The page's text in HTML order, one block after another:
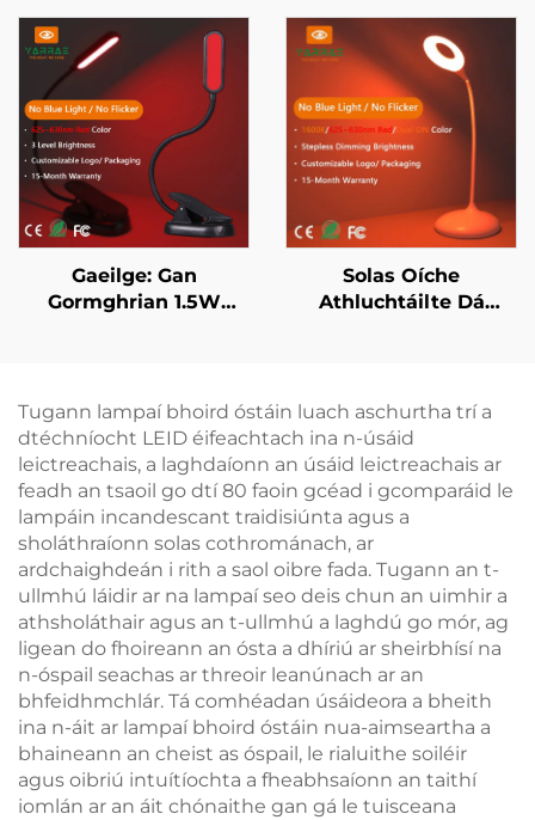
Dearbh 625~630nm
Gan Solas Gorm &
Scintillíocht
Leabhar, Leabharlán,
Solas Léitheoireachta
Ambar 1600K
Gaeilge: Gan
Gormghrian 1.5W
Dath 3 Leibhéal Is
Soilse Soirleac Black
Solas Oíche
Athluchtáilte Dá
Teagmhála le
Cuimhne 18H Fad
Saighdiúr Trí Chineál-
C
Tugann lampaí bhoird óstáin luach aschurtha trí a
dtéchníocht LEID éifeachtach ina n-úsáid
leictreachais, a laghdaíonn an úsáid leictreachais ar
feadh an tsaoil go dtí 80 faoin gcéad i gcomparáid le
lampáin incandescant traidisiúnta agus a
sholáthraíonn solas cothrománach, ar
ardchaighdeán i rith a saol oibre fada. Tugann an t-
ullmhú láidir ar na lampaí seo deis chun an uimhir a
athsholáthair agus an t-ullmhú a laghdú go mór, ag
ligean do fhoireann an ósta a dhíriú ar sheirbhísí na
n-óspail seachas ar threoir leanúnach ar an
bhfeidhmchlár. Tá comhéadan úsáideora a bheith
ina n-áit ar lampaí bhoird óstáin nua-aimseartha a
bhaineann an cheist as óspail, le rialuithe soiléir
agus oibriú intuítíochta a fheabhsaíonn an taithí
iomlán ar an áit chónaithe gan gá le tuisceana